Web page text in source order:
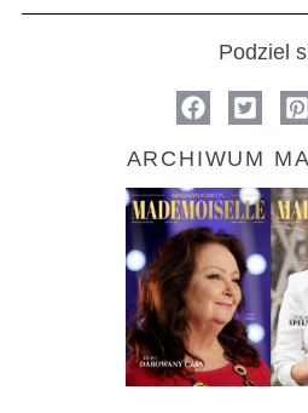
Podziel
ARCHIWUM